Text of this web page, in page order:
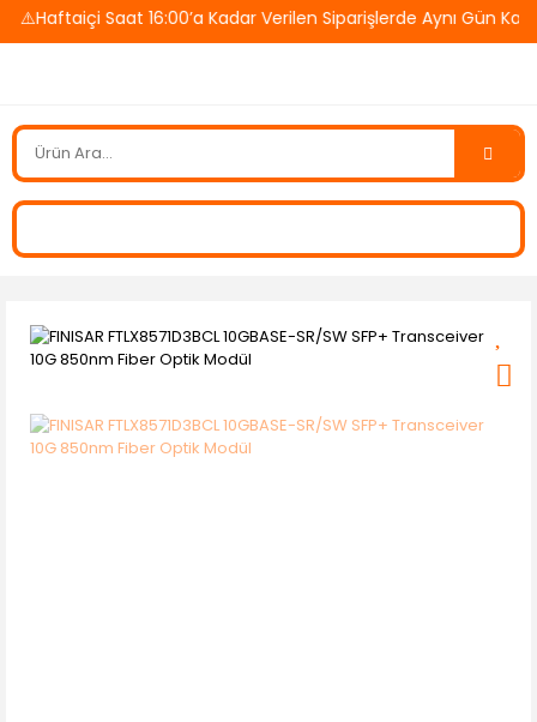
Saat 16:00’a Kadar Verilen Siparişlerde Aynı Gün